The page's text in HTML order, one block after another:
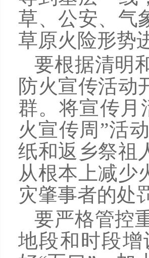
草、公安、气
草原火险形势
要根据清明
防火宣传活动
群。将宣传月
火宣传周”活
纸和返乡祭祖
从根本上减少
灾肇事者的处
要严格管控
地段和时段